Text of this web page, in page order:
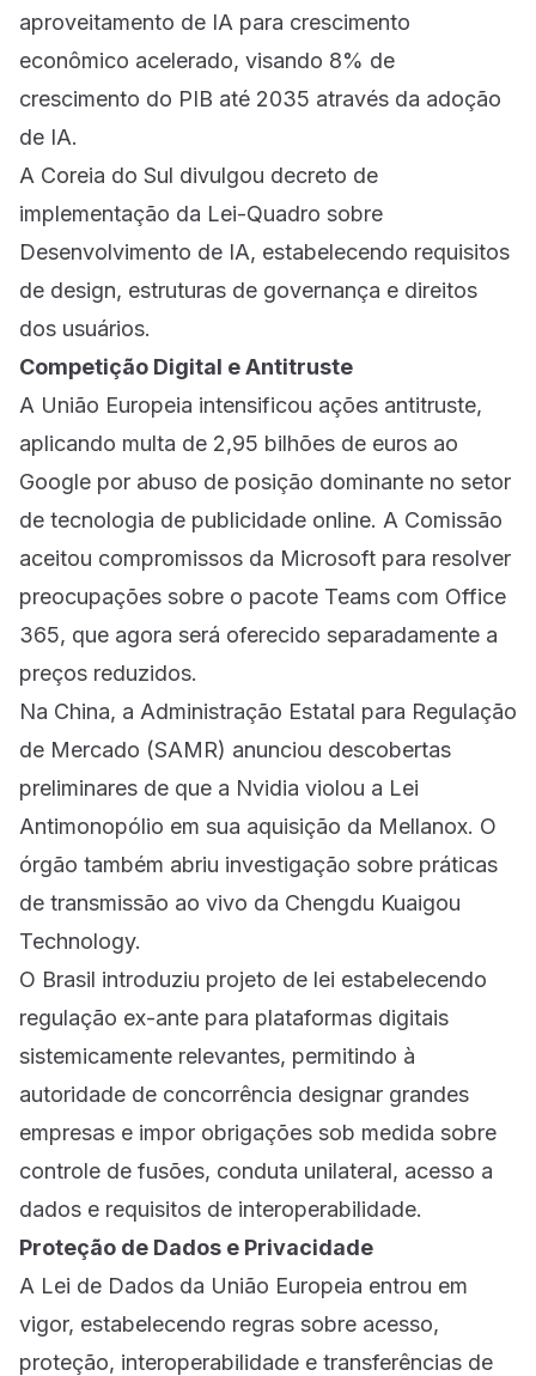
aproveitamento de IA para crescimento
econômico acelerado, visando 8% de
crescimento do PIB até 2035 através da adoção
de IA.
A Coreia do Sul divulgou decreto de
implementação da Lei-Quadro sobre
Desenvolvimento de IA, estabelecendo requisitos
de design, estruturas de governança e direitos
dos usuários.
Competição Digital e Antitruste
A União Europeia intensificou ações antitruste,
aplicando multa de 2,95 bilhões de euros ao
Google por abuso de posição dominante no setor
de tecnologia de publicidade online. A Comissão
aceitou compromissos da Microsoft para resolver
preocupações sobre o pacote Teams com Office
365, que agora será oferecido separadamente a
preços reduzidos.
Na China, a Administração Estatal para Regulação
de Mercado (SAMR) anunciou descobertas
preliminares de que a Nvidia violou a Lei
Antimonopólio em sua aquisição da Mellanox. O
órgão também abriu investigação sobre práticas
de transmissão ao vivo da Chengdu Kuaigou
Technology.
O Brasil introduziu projeto de lei estabelecendo
regulação ex-ante para plataformas digitais
sistemicamente relevantes, permitindo à
autoridade de concorrência designar grandes
empresas e impor obrigações sob medida sobre
controle de fusões, conduta unilateral, acesso a
dados e requisitos de interoperabilidade.
Proteção de Dados e Privacidade
A Lei de Dados da União Europeia entrou em
vigor, estabelecendo regras sobre acesso,
proteção, interoperabilidade e transferências de